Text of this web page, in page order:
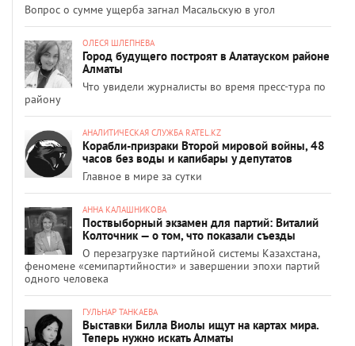
Вопрос о сумме ущерба загнал Масальскую в угол
ОЛЕСЯ ШЛЕПНЕВА
Город будущего построят в Алатауском районе
Алматы
Что увидели журналисты во время пресс-тура по
району
АНАЛИТИЧЕСКАЯ СЛУЖБА RATEL.KZ
Корабли-призраки Второй мировой войны, 48
часов без воды и капибары у депутатов
Главное в мире за сутки
АННА КАЛАШНИКОВА
Поствыборный экзамен для партий: Виталий
Колточник — о том, что показали съезды
О перезагрузке партийной системы Казахстана,
феномене «семипартийности» и завершении эпохи партий
одного человека
ГУЛЬНАР ТАНКАЕВА
Выставки Билла Виолы ищут на картах мира.
Теперь нужно искать Алматы